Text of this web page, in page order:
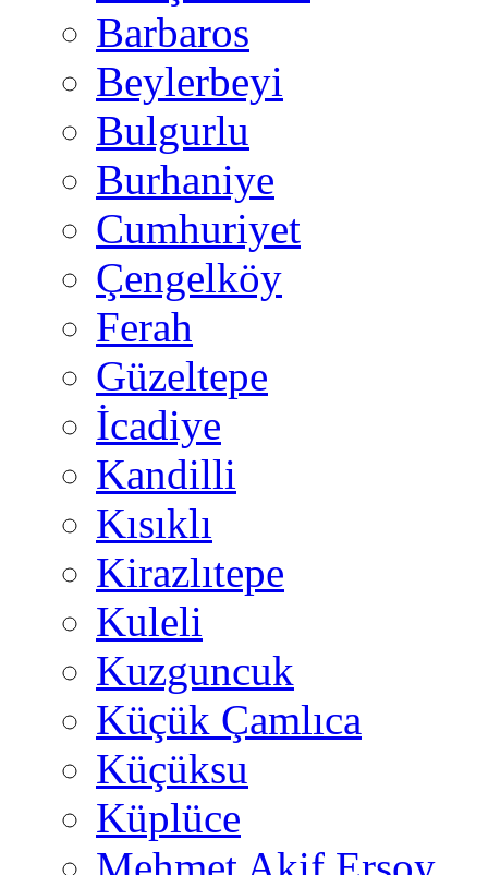
Barbaros
Beylerbeyi
Bulgurlu
Burhaniye
Cumhuriyet
Çengelköy
Ferah
Güzeltepe
İcadiye
Kandilli
Kısıklı
Kirazlıtepe
Kuleli
Kuzguncuk
Küçük Çamlıca
Küçüksu
Küplüce